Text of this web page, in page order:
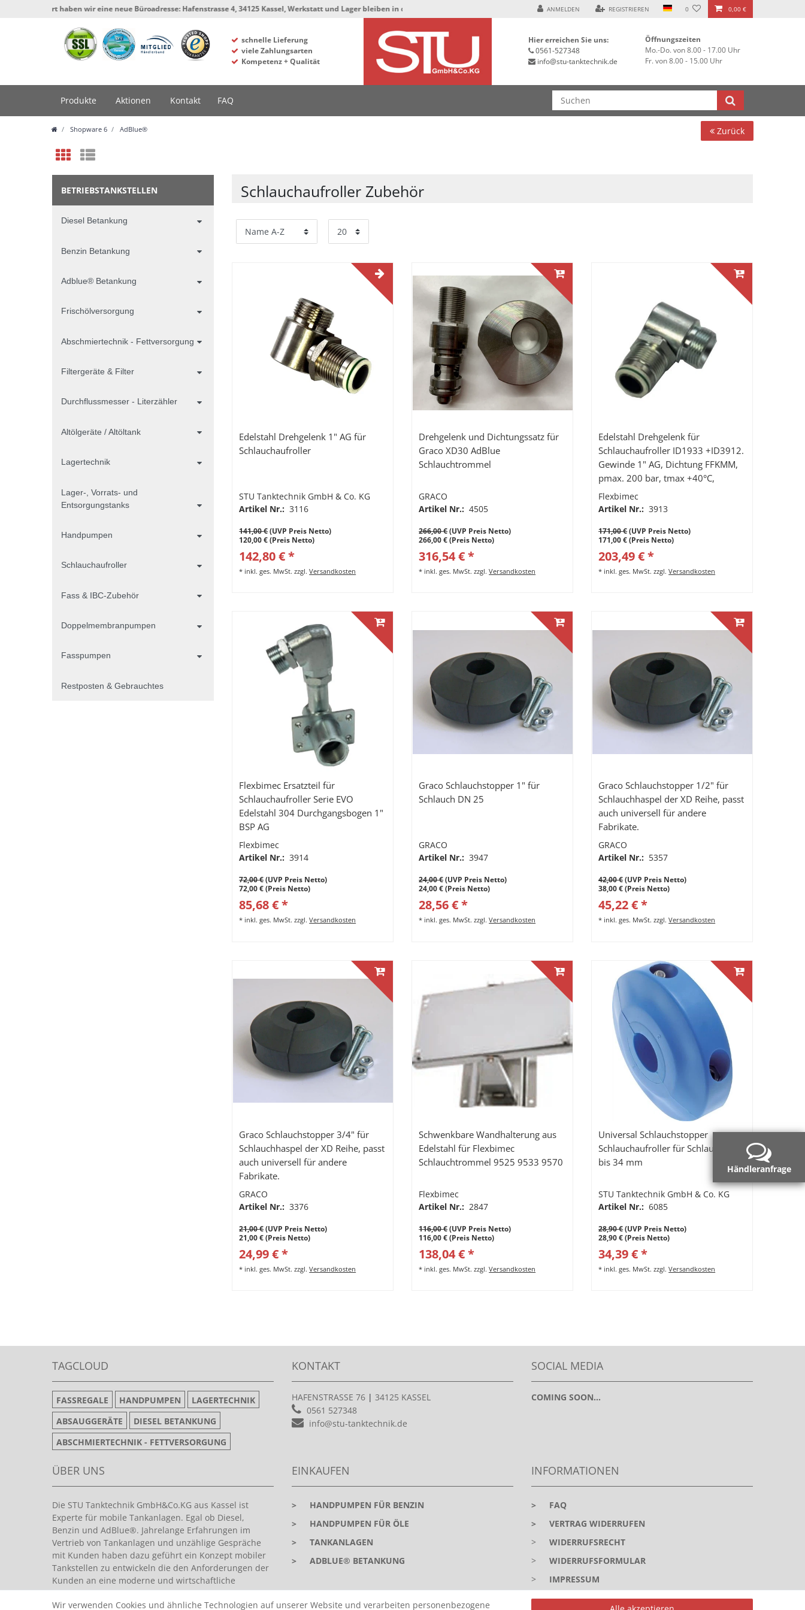
haben wir eine neue Büroadresse: Hafenstrasse 4, 34125 Kassel, Werkstatt und Lager bleiben in der Hafenstrasse 76, 34125 Kassel *** ANMELDEN REGISTRIEREN 0 0,00 €
schnelle Lieferung
viele Zahlungsarten
Kompetenz + Qualität
Hier erreichen Sie uns:
0561-527348
info@stu-tanktechnik.de
Öffnungszeiten
Mo.-Do. von 8.00 - 17.00 Uhr
Fr. von 8.00 - 15.00 Uhr
Händleranfrage
Produkte Aktionen Kontakt FAQ
Shopware 6 AdBlue® Zurück
BETRIEBSTANKSTELLEN
Diesel Betankung
Benzin Betankung
Adblue® Betankung
Frischölversorgung
Abschmiertechnik - Fettversorgung
Filtergeräte & Filter
Durchflussmesser - Literzähler
Altölgeräte / Altöltank
Lagertechnik
Lager-, Vorrats- und
Entsorgungstanks
Handpumpen
Schlauchaufroller
Fass & IBC-Zubehör
Doppelmembranpumpen
Fasspumpen
Restposten & Gebrauchtes
Schlauchaufroller Zubehör
Edelstahl Drehgelenk 1" AG für
Schlauchaufroller
STU Tanktechnik GmbH & Co. KG
Artikel Nr.: 3116
141,00 €(UVP Preis Netto)
120,00 € (Preis Netto)
142,80 € *
* inkl. ges. MwSt. zzgl.Versandkosten
Drehgelenk und Dichtungssatz für
Graco XD30 AdBlue
Schlauchtrommel
GRACO
Artikel Nr.: 4505
266,00 €(UVP Preis Netto)
266,00 € (Preis Netto)
316,54 € *
* inkl. ges. MwSt. zzgl.Versandkosten
Edelstahl Drehgelenk für
Schlauchaufroller ID1933 +ID3912.
Gewinde 1" AG, Dichtung FFKMM,
pmax. 200 bar, tmax +40°C,
Durchlass 20 mm
Flexbimec
Artikel Nr.: 3913
171,00 €(UVP Preis Netto)
171,00 € (Preis Netto)
203,49 € *
* inkl. ges. MwSt. zzgl.Versandkosten
Flexbimec Ersatzteil für
Schlauchaufroller Serie EVO
Edelstahl 304 Durchgangsbogen 1"
BSP AG
Flexbimec
Artikel Nr.: 3914
72,00 €(UVP Preis Netto)
72,00 € (Preis Netto)
85,68 € *
* inkl. ges. MwSt. zzgl.Versandkosten
Graco Schlauchstopper 1" für
Schlauch DN 25
GRACO
Artikel Nr.: 3947
24,00 €(UVP Preis Netto)
24,00 € (Preis Netto)
28,56 € *
* inkl. ges. MwSt. zzgl.Versandkosten
Graco Schlauchstopper 1/2" für
Schlauchhaspel der XD Reihe, passt
auch universell für andere
Fabrikate.
GRACO
Artikel Nr.: 5357
42,00 €(UVP Preis Netto)
38,00 € (Preis Netto)
45,22 € *
* inkl. ges. MwSt. zzgl.Versandkosten
Graco Schlauchstopper 3/4" für
Schlauchhaspel der XD Reihe, passt
auch universell für andere
Fabrikate.
GRACO
Artikel Nr.: 3376
21,00 €(UVP Preis Netto)
21,00 € (Preis Netto)
24,99 € *
* inkl. ges. MwSt. zzgl.Versandkosten
Schwenkbare Wandhalterung aus
Edelstahl für Flexbimec
Schlauchtrommel 9525 9533 9570
Flexbimec
Artikel Nr.: 2847
116,00 €(UVP Preis Netto)
116,00 € (Preis Netto)
138,04 € *
* inkl. ges. MwSt. zzgl.Versandkosten
Universal Schlauchstopper
Schlauchaufroller für Schlauch 10
bis 34 mm
STU Tanktechnik GmbH & Co. KG
Artikel Nr.: 6085
28,90 €(UVP Preis Netto)
28,90 € (Preis Netto)
34,39 € *
* inkl. ges. MwSt. zzgl.Versandkosten
TAGCLOUD
FASSREGALE HANDPUMPEN
LAGERTECHNIK
ABSAUGGERÄTE
DIESEL BETANKUNG
ABSCHMIERTECHNIK - FETTVERSORGUNG
KONTAKT
HAFENSTRASSE 76 | 34125 KASSEL
0561 527348
info@stu-tanktechnik.de
SOCIAL MEDIA
COMING SOON...
ÜBER UNS
Die STU Tanktechnik GmbH&Co.KG aus Kassel ist
Experte für mobile Tankanlagen. Egal ob Diesel,
Benzin und AdBlue®. Jahrelange Erfahrungen im
Vertrieb von Tankanlagen und unzählige Gespräche
mit Kunden haben dazu geführt ein Konzept mobiler
Tankstellen zu entwickeln die den Anforderungen der
Kunden an eine moderne und wirtschaftliche
Tankanlage entsprechen.
EINKAUFEN
>
HANDPUMPEN FÜR BENZIN
>
HANDPUMPEN FÜR ÖLE
>
TANKANLAGEN
>
ADBLUE® BETANKUNG
INFORMATIONEN
>
FAQ
>
VERTRAG WIDERRUFEN
>
WIDERRUFSRECHT
>
WIDERRUFSFORMULAR
>
IMPRESSUM
>
DATENSCHUTZERKLÄRUNG
Wir verwenden Cookies und ähnliche Technologien auf unserer Website und verarbeiten personenbezogene